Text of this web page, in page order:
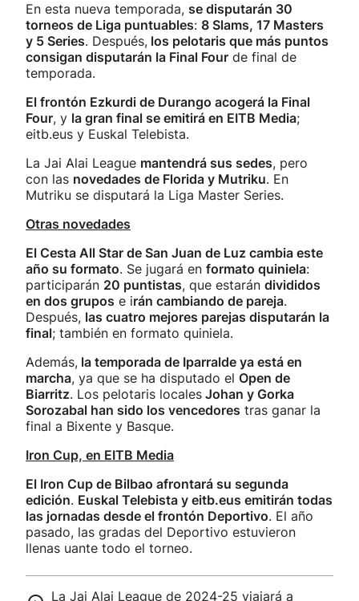
En esta nueva temporada, se disputarán 30
torneos de Liga puntuables: 8 Slams, 17 Masters
y 5 Series. Después, los pelotaris que más puntos
consigan disputarán la Final Four de final de
temporada.
El frontón Ezkurdi de Durango acogerá la Final
Four, y la gran final se emitirá en EITB Media;
eitb.eus y Euskal Telebista.
La Jai Alai League mantendrá sus sedes, pero
con las novedades de Florida y Mutriku. En
Mutriku se disputará la Liga Master Series.
Otras novedades
El Cesta All Star de San Juan de Luz cambia este
año su formato. Se jugará en formato quiniela:
participarán 20 puntistas, que estarán divididos
en dos grupos e irán cambiando de pareja.
Después, las cuatro mejores parejas disputarán la
final; también en formato quiniela.
Además, la temporada de Iparralde ya está en
marcha, ya que se ha disputado el Open de
Biarritz. Los pelotaris locales Johan y Gorka
Sorozabal han sido los vencedores tras ganar la
final a Bixente y Basque.
Iron Cup, en EITB Media
El Iron Cup de Bilbao afrontará su segunda
edición. Euskal Telebista y eitb.eus emitirán todas
las jornadas desde el frontón Deportivo. El año
pasado, las gradas del Deportivo estuvieron
llenas uante todo el torneo.
La Jai Alai League de 2024-25 viajará a